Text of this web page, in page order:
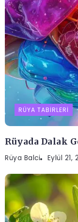
RÜYA TABIRLERI
Rüyada Dalak
Rüya Balci Eylül 21,